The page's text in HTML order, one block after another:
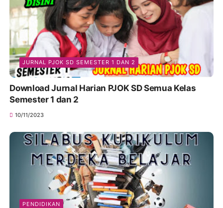
JURNAL PJOK SD SEMESTER 1 DAN 2
Download Jurnal Harian PJOK SD Semua Kelas
Semester 1 dan 2
10/11/2023
PENDIDIKAN